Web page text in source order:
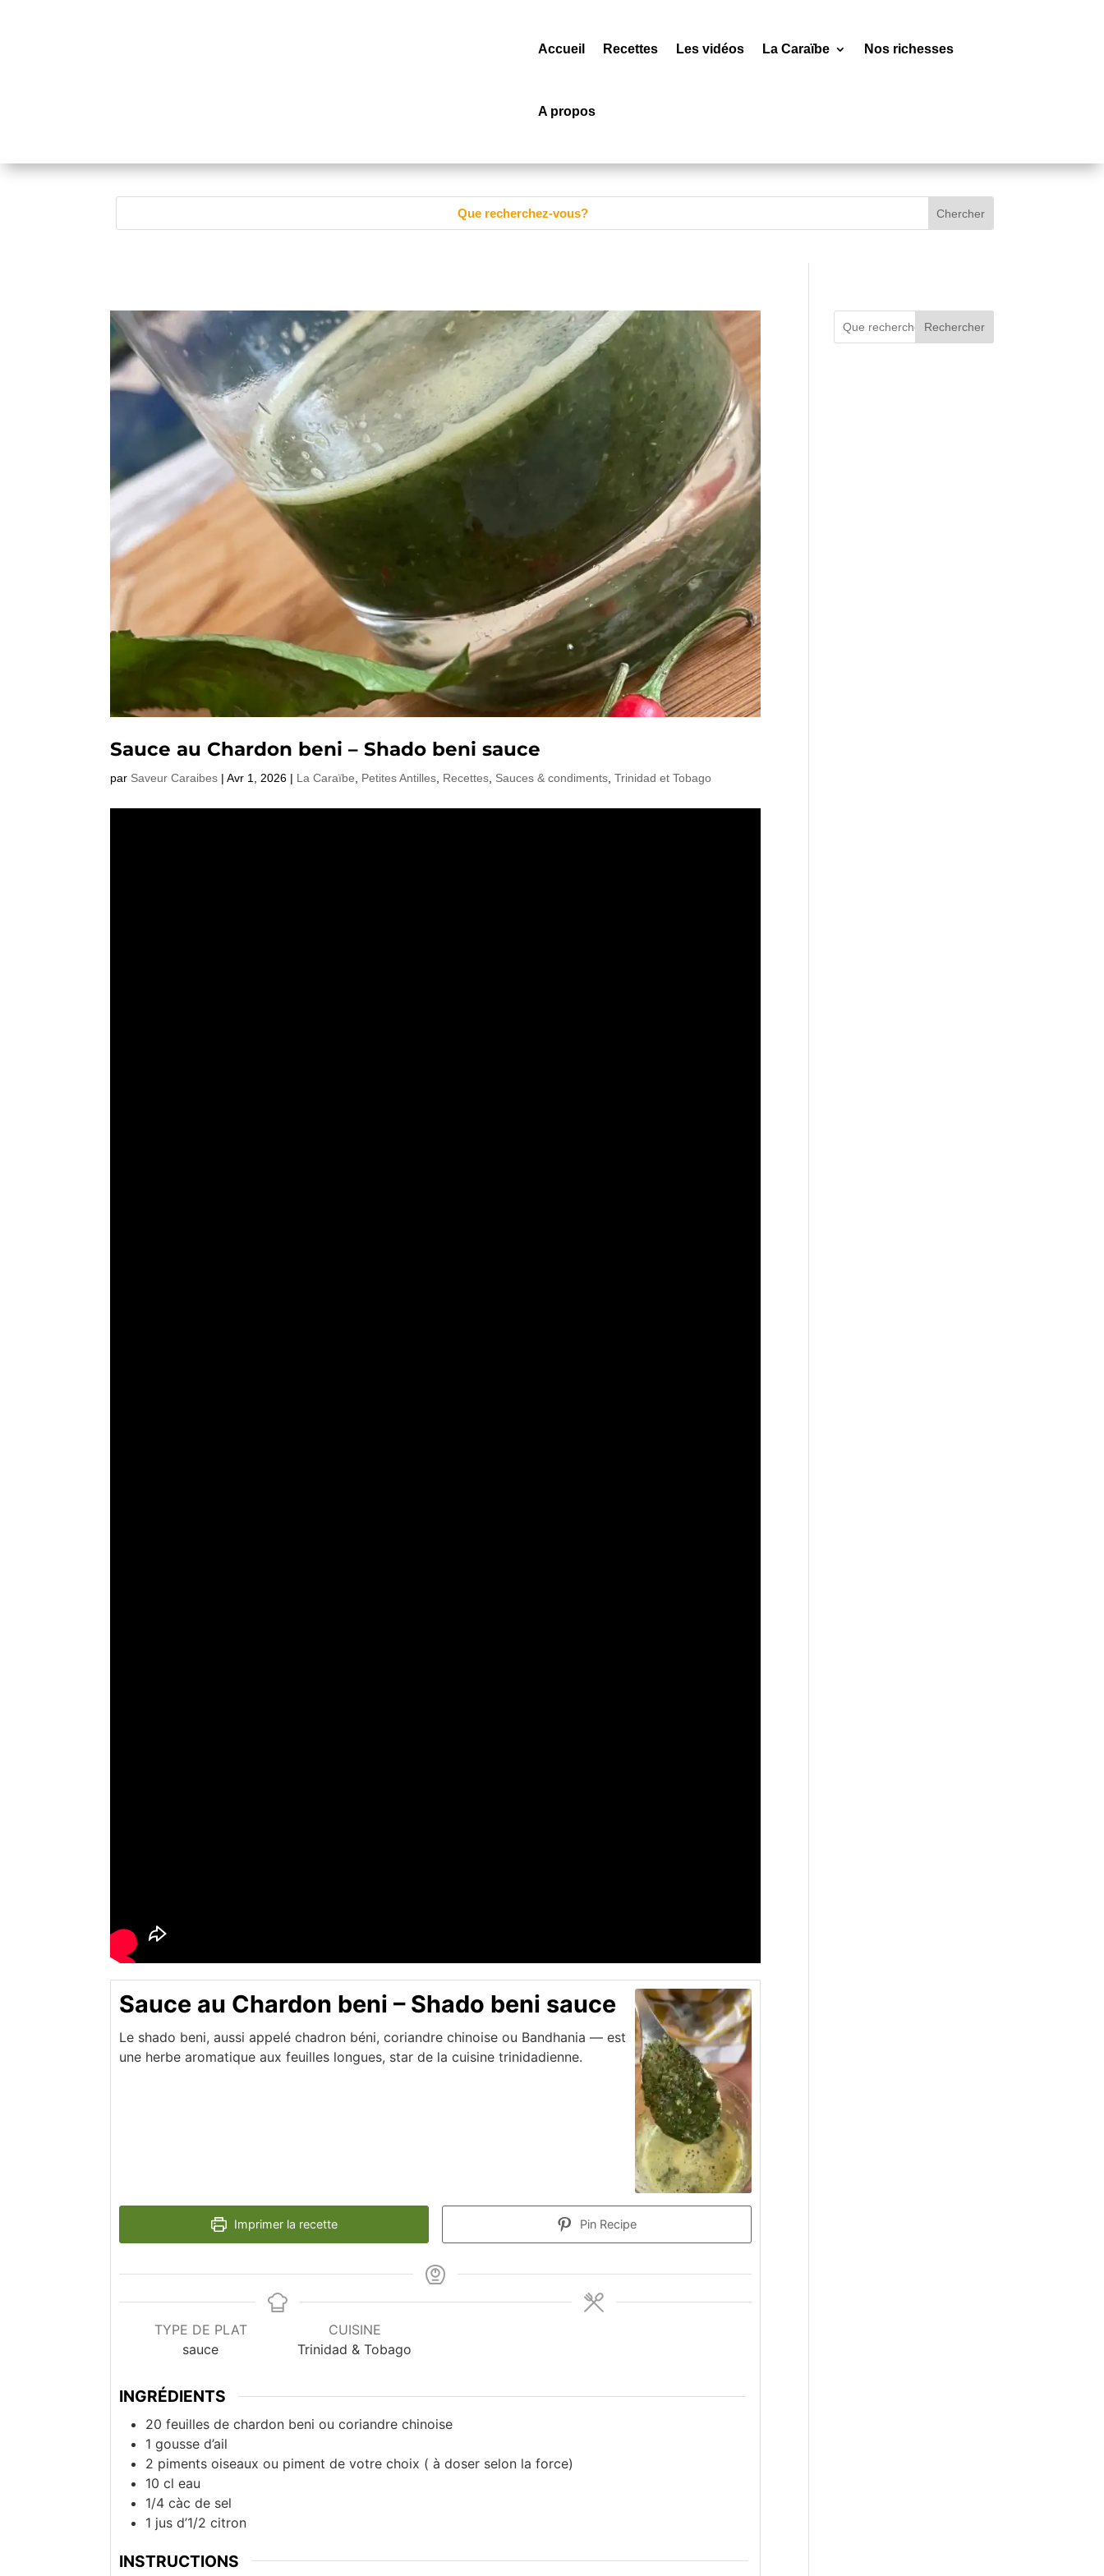
Accueil Recettes Les vidéos La Caraïbe Nos richesses
A propos
Sauce au Chardon beni – Shado beni sauce
par Saveur Caraibes |Avr 1, 2026 | La Caraïbe Petites Antilles Recettes Sauces & condiments ,Trinidad et Tobago
Sauce au Chardon beni – Shado beni sauce
Le shado beni, aussi appelé chadron béni, coriandre chinoise ou Bandhania — est
une herbe aromatique aux feuilles longues, star de la cuisine trinidadienne.
Imprimer la recette Pin Recipe
TYPE DE PLAT
sauce
CUISINE
Trinidad & Tobago
INGRÉDIENTS
20 feuilles de chardon beni ou coriandre chinoise
1 gousse d’ail
2 piments oiseaux ou piment de votre choix ( à doser selon la force)
10 cl eau
1/4 càc de sel
1 jus d’1/2 citron
INSTRUCTIONS
Rechercher